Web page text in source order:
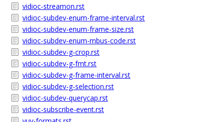
vidioc-streamon.rst
vidioc-subdev-enum-frame-interval.rst
vidioc-subdev-enum-frame-size.rst
vidioc-subdev-enum-mbus-code.rst
vidioc-subdev-g-crop.rst
vidioc-subdev-g-fmt.rst
vidioc-subdev-g-frame-interval.rst
vidioc-subdev-g-selection.rst
vidioc-subdev-querycap.rst
vidioc-subscribe-event.rst